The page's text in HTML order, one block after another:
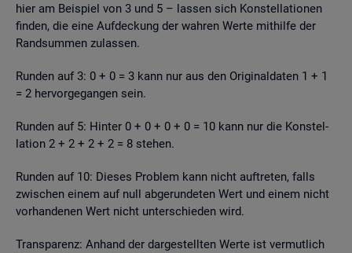
hier am Bei­spiel von 3 und 5 – las­sen sich Kon­stel­la­tio­nen
fin­den, die eine Auf­de­ckung der wah­ren Werte mit­hil­fe der
Rand­sum­men zu­las­sen.
Run­den auf 3: 0 + 0 = 3 kann nur aus den Ori­gi­nal­da­ten 1 + 1
= 2 her­vor­ge­gan­gen sein.
Run­den auf 5: Hin­ter 0 + 0 + 0 + 0 = 10 kann nur die Kon­stel­
la­ti­on 2 + 2 + 2 + 2 = 8 ste­hen.
Run­den auf 10: Die­ses Pro­blem kann nicht auf­tre­ten, falls
zwi­schen einem auf null ab­ge­run­de­ten Wert und einem nicht
vor­han­de­nen Wert nicht un­ter­schie­den wird.
Trans­pa­renz: An­hand der dar­ge­stell­ten Werte ist ver­mut­lich